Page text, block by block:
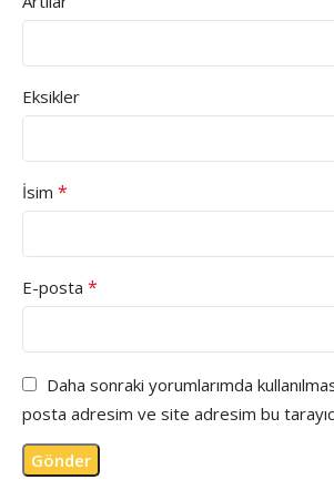
Eksikler
İsim *
E-posta *
Daha sonraki yorumlarımda
posta adresim ve site adresim bu